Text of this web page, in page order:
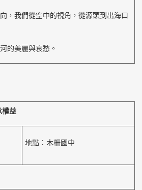
我們從空中的視角，從源頭到出海口
美麗與哀愁。
權益
地點：木柵國中